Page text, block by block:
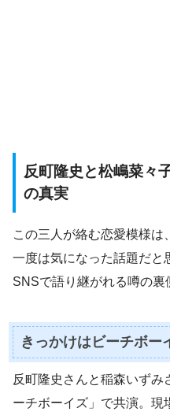
反町隆史と松嶋菜々
の真実
この三人が絡む恋愛模様は
一度は気になった話題だと
SNSで語り継がれる噂の裏
きっかけはビーチボー
反町隆史さんと稲森いず
ーチボーイズ」で共演。現